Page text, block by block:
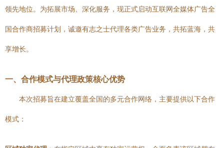
领先地位。为拓展市场、深化服务，现正式启动互联网全媒体广告全
国合作商招募计划，诚邀有志之士代理各类广告业务，共拓蓝海，共
享增长。
一、合作模式与代理政策核心优势
本次招募旨在建立覆盖全国的多元合作网络，主要提供以下合作
模式：